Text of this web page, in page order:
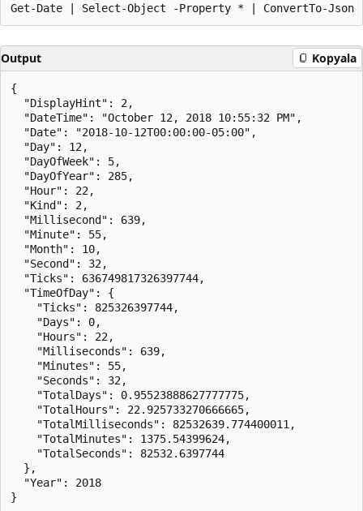
Output Kopyala
{
  "DisplayHint": 2,
  "DateTime": "October 12, 2018 10:55:32 PM",
  "Date": "2018-10-12T00:00:00-05:00",
  "Day": 12,
  "DayOfWeek": 5,
  "DayOfYear": 285,
  "Hour": 22,
  "Kind": 2,
  "Millisecond": 639,
  "Minute": 55,
  "Month": 10,
  "Second": 32,
  "Ticks": 636749817326397744,
  "TimeOfDay": {
    "Ticks": 825326397744,
    "Days": 0,
    "Hours": 22,
    "Milliseconds": 639,
    "Minutes": 55,
    "Seconds": 32,
    "TotalDays": 0.95523888627777775,
    "TotalHours": 22.925733270666665,
    "TotalMilliseconds": 82532639.774400011,
    "TotalMinutes": 1375.54399624,
    "TotalSeconds": 82532.6397744
  },
  "Year": 2018